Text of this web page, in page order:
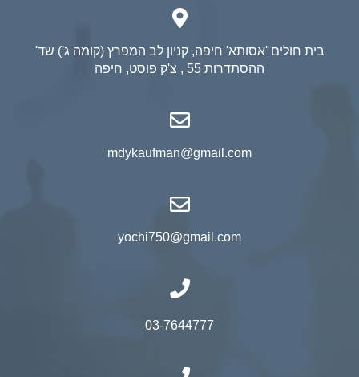
בית חולים 'אסותא' חיפה, קניון לב המפרץ (קומה ג') שד'
ההסתדרות 55 , צ'ק פוסט, חיפה
mdykaufman@gmail.com
yochi750@gmail.com
03-7644777